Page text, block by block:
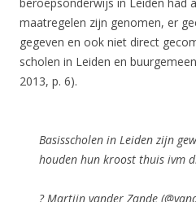
maatregelen zijn genomen, er
gegeven en ook niet direct
scholen in Leiden en
2013, p. 6).
Basisscholen in Leiden zijn
houden hun kroost thuis ivm
? Martijn vander Zande